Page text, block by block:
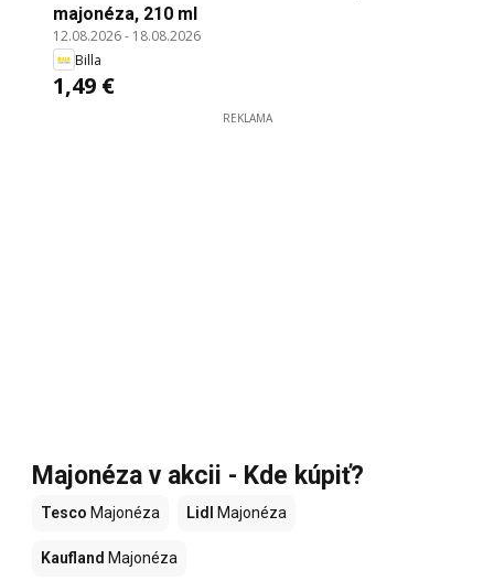
majonéza, 210 ml
12.08.2026- 18.08.2026
Billa
1,49 €
REKLAMA
Majonéza v akcii - Kde kúpiť?
Tesco Majonéza Lidl Majonéza
Kaufland Majonéza